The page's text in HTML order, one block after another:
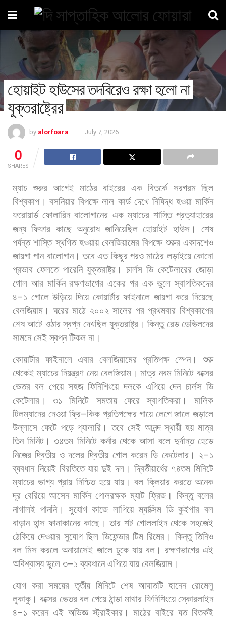
হোয়াইট হাউসের তদবিরেও রক্ষা হলো না
যুক্তরাষ্ট্রের
by alorfoara July 7, 2026
0
SHARES
ম্যাচ শুরুর আগেই মাঠের বাইরের এক বিতর্কে সরগরম ছিল
বিশ্বকাপ। বসনিয়ার বিপক্ষে লাল কার্ড দেখে নিষিদ্ধ হওয়া মার্কিন
ফরোয়ার্ড ফোলারিন বালোগানের এক ম্যাচের শাস্তি প্রত্যাহারের
জন্য ফিফার কাছে অনুরোধ জানিয়েছিল হোয়াইট হাউস।
শেষ
পর্যন্ত শাস্তি স্থগিত হওয়ায় বেলজিয়ামের বিপক্ষে শুরুর একাদশেও
জায়গা পান বালোগান। তবে এত কিছুর পরও মাঠের লড়াইয়ে কোনো
প্রভাব ফেলতে পারেনি যুক্তরাষ্ট্র। চার্লস ডি কেটেলারের জোড়া
গোল আর মার্কিন রক্ষণভাগের একের পর এক ভুলে স্বাগতিকদের
৪–১ গোলে উড়িয়ে দিয়ে কোয়ার্টার ফাইনালে জায়গা করে নিয়েছে
বেলজিয়াম। ঘরের মাঠে ২০০২ সালের পর প্রথমবার বিশ্বকাপের
শেষ আটে ওঠার স্বপ্ন দেখছিল যুক্তরাষ্ট্র। কিন্তু রেড ডেভিলদের
সামনে সেই স্বপ্ন টিকল না।
কোয়ার্টার ফাইনালে এবার বেলজিয়ামের প্রতিপক্ষ স্পেন। শুরু
থেকেই ম্যাচের নিয়ন্ত্রণ নেয় বেলজিয়াম। মাত্র নবম মিনিটে বক্সের
ভেতর বল পেয়ে সহজ ফিনিশিংয়ে দলকে এগিয়ে দেন চার্লস ডি
কেটেলার।
৩১ মিনিটে সমতায় ফেরে স্বাগতিকরা।
মালিক
টিলম্যানের নেওয়া ফ্রি–কিক প্রতিপক্ষের গায়ে লেগে জালে জড়ালে
উল্লাসে ফেটে পড়ে গ্যালারি। তবে সেই আনন্দ স্থায়ী হয় মাত্র
তিন মিনিট। ৩৪তম মিনিটে কর্নার থেকে আসা বলে দুর্দান্ত হেডে
নিজের দ্বিতীয় ও দলের দ্বিতীয় গোল করেন ডি কেটেলার। ২–১
ব্যবধান নিয়েই বিরতিতে যায় দুই দল। দ্বিতীয়ার্ধের ৭৪তম মিনিটে
ম্যাচের ভাগ্য প্রায় নিশ্চিত হয়ে যায়। বল ক্লিয়ার করতে অনেক
দূর বেরিয়ে আসেন মার্কিন গোলরক্ষক ম্যাট ফ্রিজ। কিন্তু বলের
নাগালই পাননি। সুযোগ কাজে লাগিয়ে ম্যাক্সিম ডি কুইপার বল
বাড়ান হান্স ফানাকানের কাছে। তার শট গোললাইন থেকে সহজেই
ঠেকিয়ে দেওয়ার সুযোগ ছিল ডিফেন্ডার টিম রিমের। কিন্তু তিনিও
বল মিস করলে অনায়াসেই জালে ঢুকে যায় বল। রক্ষণভাগের এই
অবিশ্বাস্য ভুলে ৩–১ ব্যবধানে এগিয়ে যায় বেলজিয়াম।
যোগ করা সময়ের তৃতীয় মিনিটে শেষ আঘাতটি হানেন রোমেলু
লুকাকু। বক্সের ভেতর বল পেয়ে ঠান্ডা মাথার ফিনিশিংয়ে স্কোরলাইন
৪–১ করেন এই অভিজ্ঞ স্ট্রাইকার। মাঠের বাইরে যত বিতর্কই